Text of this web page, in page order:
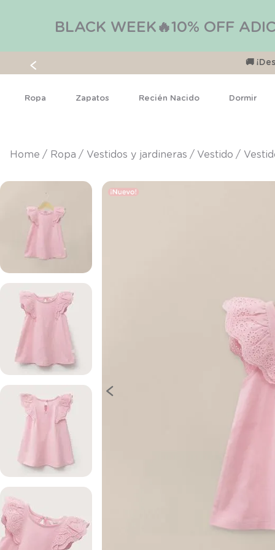
BLACK WEEK🔥10% OFF
🚚
Ropa Zapatos Recién Nacido Dormir
ropa vestidos y jardineras vestido